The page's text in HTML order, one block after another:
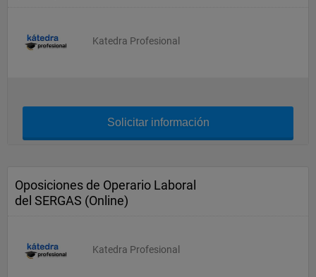
Katedra Profesional
Solicitar información
Oposiciones de Operario Laboral
del SERGAS (Online)
Katedra Profesional